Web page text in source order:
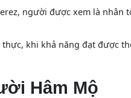
người được xem là nhân
khi khả năng đạt được
Hâm Mộ